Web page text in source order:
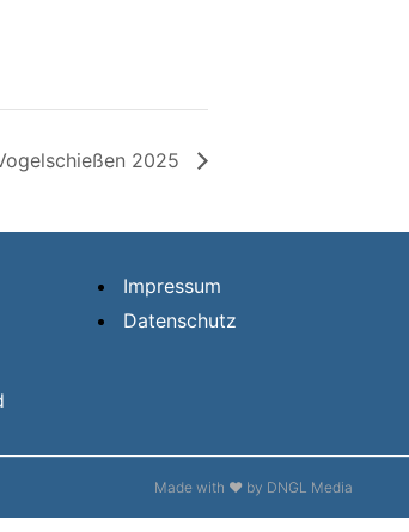
2025
Impressum
Datenschutz
Made with ❤ by DNGL Media